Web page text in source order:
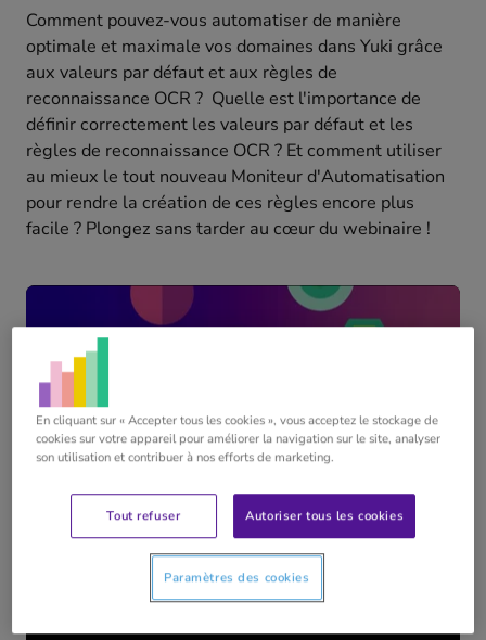
Comment pouvez-vous automatiser de manière
optimale et maximale vos domaines dans Yuki grâce
aux valeurs par défaut et aux règles de
reconnaissance OCR ? Quelle est l'importance de
définir correctement les valeurs par défaut et les
règles de reconnaissance OCR ? Et comment utiliser
au mieux le tout nouveau Moniteur d'Automatisation
pour rendre la création de ces règles encore plus
facile ? Plongez sans tarder au cœur du webinaire !
En cliquant sur « Accepter tous les cookies », vous acceptez le stockage de
cookies sur votre appareil pour améliorer la navigation sur le site, analyser
son utilisation et contribuer à nos efforts de marketing.
Tout refuser Autoriser tous les cookies
Paramètres des cookies